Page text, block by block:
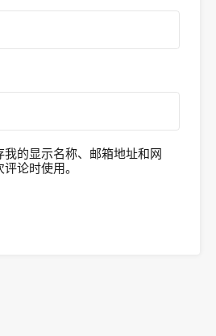
的显示名称、邮箱地址和网
论时使用。